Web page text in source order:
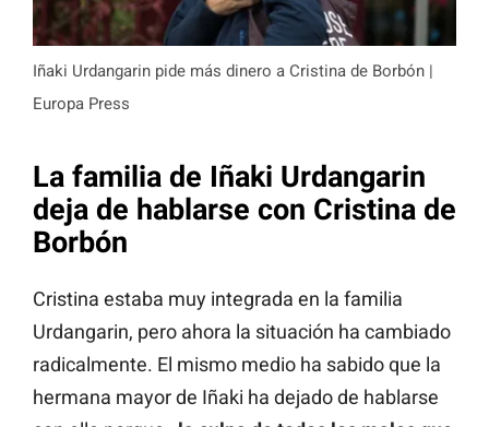
Iñaki Urdangarin pide más dinero a Cristina de Borbón |
Europa Press
La familia de Iñaki Urdangarin
deja de hablarse con Cristina de
Borbón
Cristina estaba muy integrada en la familia
Urdangarin, pero ahora la situación ha cambiado
radicalmente. El mismo medio ha sabido que la
hermana mayor de Iñaki ha dejado de hablarse